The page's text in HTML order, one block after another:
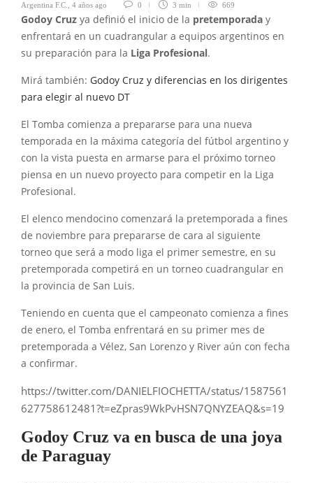
Argentina F.C. 4 años ago 0 3 min 669
Godoy Cruz ya definió el inicio de la pretemporada y
enfrentará en un cuadrangular a equipos argentinos en
su preparación para la Liga Profesional.
Mirá también: Godoy Cruz y diferencias en los dirigentes
para elegir al nuevo DT
El Tomba comienza a prepararse para una nueva
temporada en la máxima categoría del fútbol argentino y
con la vista puesta en armarse para el próximo torneo
piensa en un nuevo proyecto para competir en la Liga
Profesional.
El elenco mendocino comenzará la pretemporada a fines
de noviembre para prepararse de cara al siguiente
torneo que será a modo liga el primer semestre, en su
pretemporada competirá en un torneo cuadrangular en
la provincia de San Luis.
Teniendo en cuenta que el campeonato comienza a fines
de enero, el Tomba enfrentará en su primer mes de
pretemporada a Vélez, San Lorenzo y River aún con fecha
a confirmar.
https://twitter.com/DANIELFIOCHETTA/status/1587561
627758612481?t=eZpras9WkPvHSN7QNYZEAQ&s=19
Godoy Cruz va en busca de una joya
de Paraguay